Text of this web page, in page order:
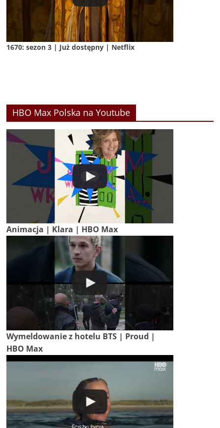
1670: sezon 3 | Już dostępny | Netflix
HBO Max Polska na Youtube
Animacja | Klara | HBO Max
Wymeldowanie z hotelu BTS | Proud |
HBO Max